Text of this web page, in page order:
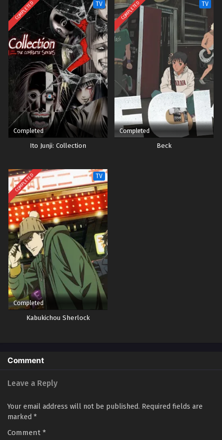
COMPLETED TV
Completed
Ito Junji: Collection
COMPLETED TV
Completed
Beck
COMPLETED TV
Completed
Kabukichou Sherlock
Comment
Leave a Reply
Your email address will not be published. Required fields are
marked *
Comment *